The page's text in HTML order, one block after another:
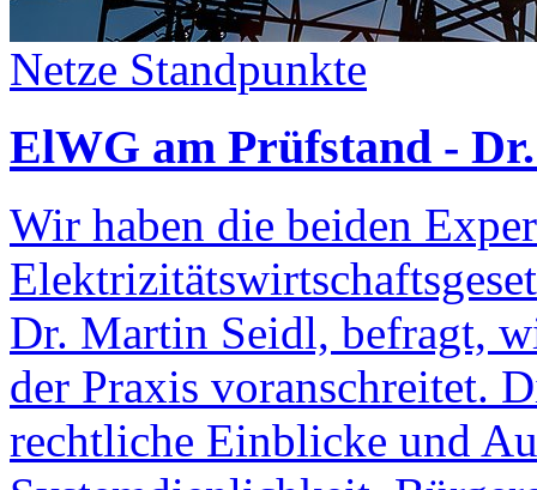
Netze Standpunkte
ElWG am Prüfstand -
Wir haben die beiden
Dr. Martin Seidl, befragt,
der Praxis voranschreitet.
rechtliche Einblicke und